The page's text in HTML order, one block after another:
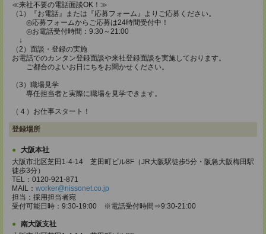
≪来社不要の電話面談OK！≫
（1）『お電話』または『応募フォーム』よりご応募ください。
◎応募フォームからご応募は24時間受付中！
◎お電話受付時間：9:30～21:00
↓
（2）面談・登録の実施
お電話でのカンタン登録面談や来社登録面談を実施しております。
ご都合のよいお日にちをお聞かせください。
（3）職場見学
専任担当者と実際に職場を見学できます。
（４）お仕事スタート！
登録場所
大阪本社
大阪市北区芝田1-4-14 芝田町ビル8F（JR大阪駅徒歩5分・阪急大阪梅田駅
徒歩3分）
TEL：0120-921-871
MAIL： worker@nissonet.co.jp
担当：採用担当者宛
受付可能日時：9:30-19:00 ※電話受付時間⇒9:30-21:00
南大阪支社